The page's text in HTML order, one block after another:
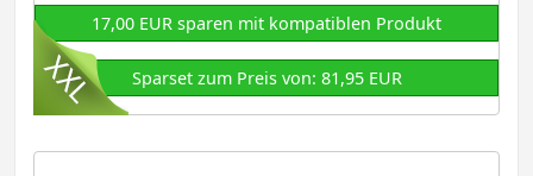
17,00 EUR sparen mit kompatiblen Produkt
Sparset zum Preis von: 81,95 EUR